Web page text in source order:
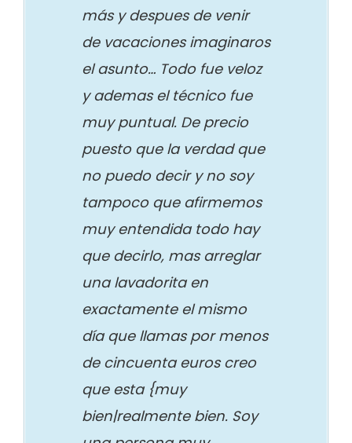
más y despues de venir
de vacaciones imaginaros
el asunto… Todo fue veloz
y ademas el técnico fue
muy puntual. De precio
puesto que la verdad que
no puedo decir y no soy
tampoco que afirmemos
muy entendida todo hay
que decirlo, mas arreglar
una lavadorita en
exactamente el mismo
día que llamas por menos
de cincuenta euros creo
que esta {muy
bien|realmente bien. Soy